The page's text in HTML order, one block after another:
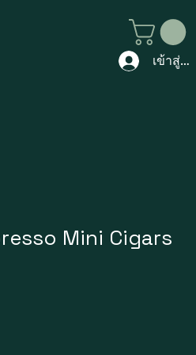
เข้าสู่ระ
Mini Cigars